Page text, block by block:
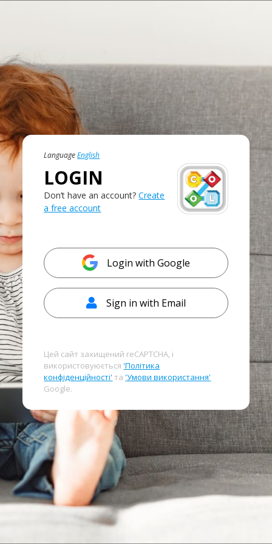
Language English
LOGIN
Don’t have an account?Create
a free account
Login with Google
Sign in with Email
Цей сайт захищений reCAPTCHA, і
використовуюється 'Політика
конфіденційності' та 'Умови використання'
Google.